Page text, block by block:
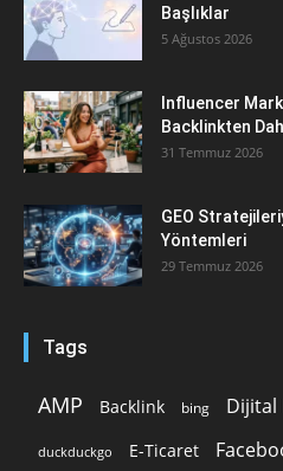
Başlıklar
5 Ağustos 2026
Influencer
Backlinkten
31 Temmuz 2026
GEO
Yöntemleri
29 Temmuz 2026
Tags
AMP Backlink bing Dijital
duckduckgo E-Ticaret